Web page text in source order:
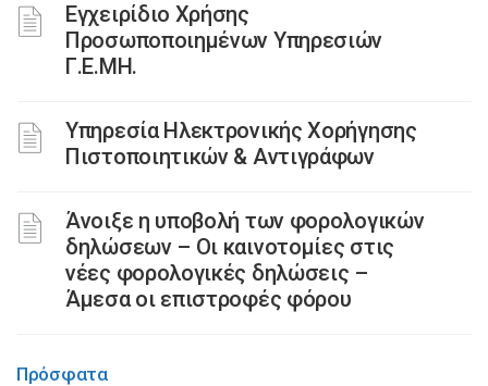
Εγχειρίδιο Χρήσης
Προσωποποιημένων Υπηρεσιών
Γ.Ε.ΜΗ.
Υπηρεσία Ηλεκτρονικής Χορήγησης
Πιστοποιητικών & Αντιγράφων
Άνοιξε η υποβολή των φορολογικών
δηλώσεων – Οι καινοτομίες στις
νέες φορολογικές δηλώσεις –
Άμεσα οι επιστροφές φόρου
Πρόσφατα